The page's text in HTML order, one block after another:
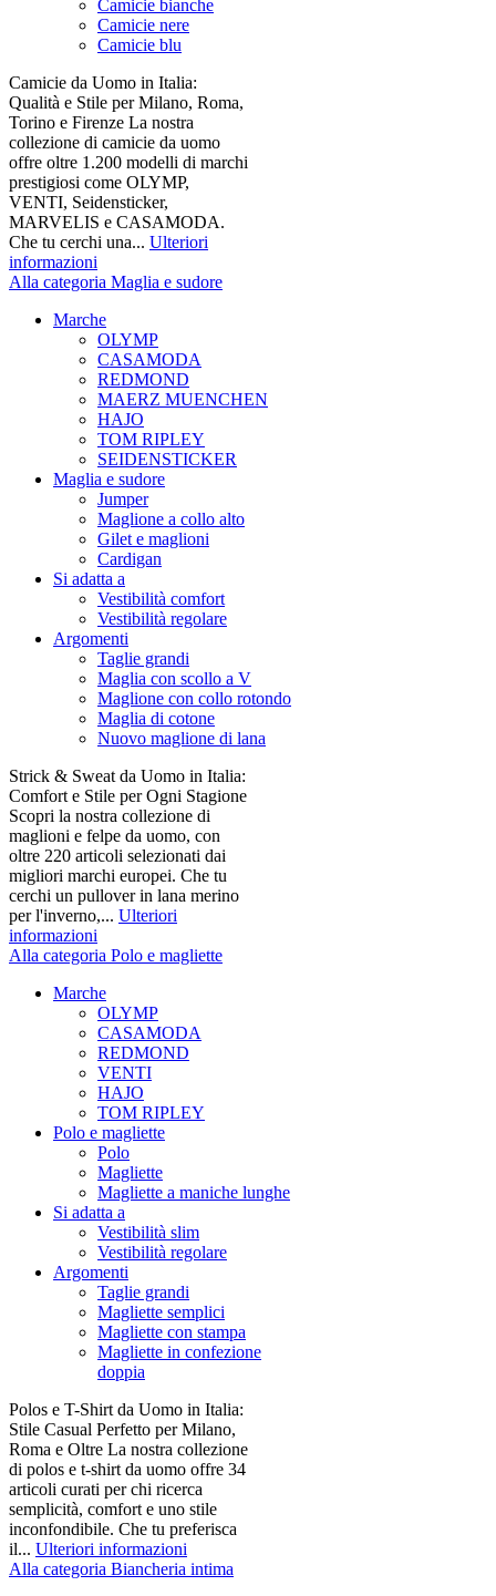
Camicie bianche
Camicie nere
Camicie blu
Camicie da Uomo in Italia:
Qualità e Stile per Milano, Roma,
Torino e Firenze La nostra
collezione di camicie da uomo
offre oltre 1.200 modelli di marchi
prestigiosi come OLYMP,
VENTI, Seidensticker,
MARVELIS e CASAMODA.
Che tu cerchi una... Ulteriori
informazioni
Alla categoria Maglia e sudore
Marche
OLYMP
CASAMODA
REDMOND
MAERZ MUENCHEN
HAJO
TOM RIPLEY
SEIDENSTICKER
Maglia e sudore
Jumper
Maglione a collo alto
Gilet e maglioni
Cardigan
Si adatta a
Vestibilità comfort
Vestibilità regolare
Argomenti
Taglie grandi
Maglia con scollo a V
Maglione con collo rotondo
Maglia di cotone
Nuovo maglione di lana
Strick & Sweat da Uomo in Italia:
Comfort e Stile per Ogni Stagione
Scopri la nostra collezione di
maglioni e felpe da uomo, con
oltre 220 articoli selezionati dai
migliori marchi europei. Che tu
cerchi un pullover in lana merino
per l'inverno,... Ulteriori
informazioni
Alla categoria Polo e magliette
Marche
OLYMP
CASAMODA
REDMOND
VENTI
HAJO
TOM RIPLEY
Polo e magliette
Polo
Magliette
Magliette a maniche lunghe
Si adatta a
Vestibilità slim
Vestibilità regolare
Argomenti
Taglie grandi
Magliette semplici
Magliette con stampa
Magliette in confezione
doppia
Polos e T-Shirt da Uomo in Italia:
Stile Casual Perfetto per Milano,
Roma e Oltre La nostra collezione
di polos e t-shirt da uomo offre 34
articoli curati per chi ricerca
semplicità, comfort e uno stile
inconfondibile. Che tu preferisca
il... Ulteriori informazioni
Alla categoria Biancheria intima